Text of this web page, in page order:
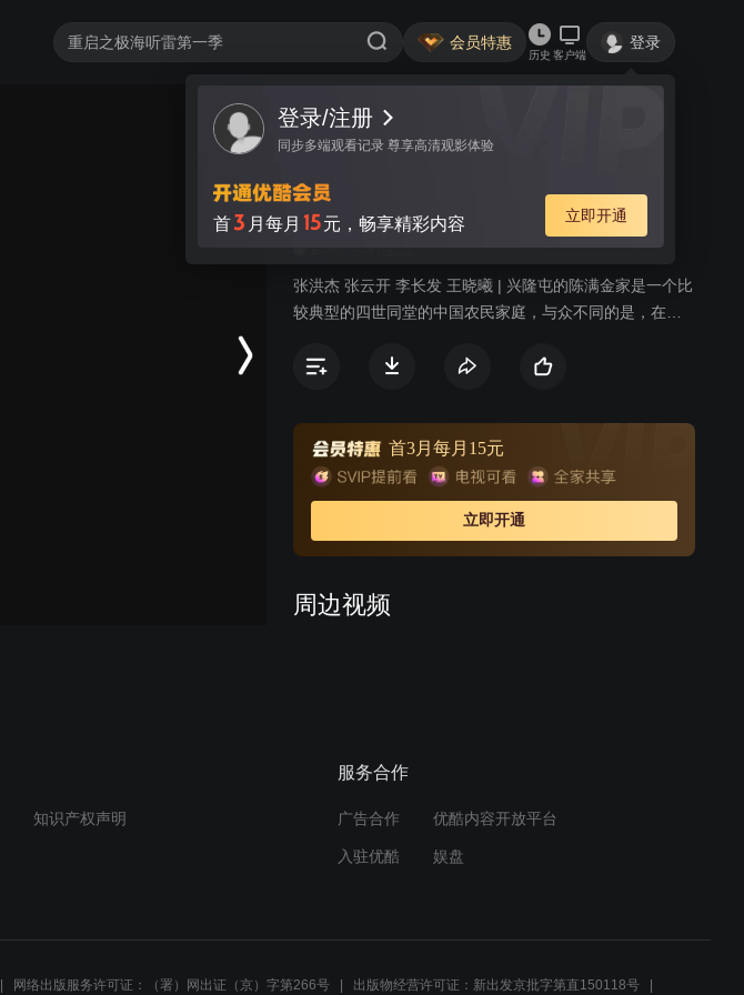
会员特惠
历史 客户端
登录
登录/注册
同步多端观看记录 尊享高清观影体验
首3 月每月 15元，畅享精彩内容 立即开通
视频 讨论
今天是个好日子
乡村生活
张洪杰 张云开 李长发 王晓曦 | 兴隆屯的陈满金家是一个比
较典型的四世同堂的中国农民家庭，与众不同的是，在这
过他们的所想所思、所作所为，演出了一幕幕感人肺腑、
悄悄地发生着变化。在兴隆屯村主任的换届选举中，共产
党员、老村主任陈满金仅以一票之差落选了。令他不平衡
的是被选上的新村主任竟然是他的儿子——年轻的共产党
员陈大龙；而更出乎他意料的是，那使他落选的关键一
票，居然是自己的父亲——老党员陈六爷将选票投给了孙
同富裕道路的矛盾纠葛中拉开了全剧的序幕。陈满金“下
首3月每月15元
立即开通
周边视频
的！
吴老大生气吞耗子药
02:20
知识产权声明
服务合作
广告合作 优酷内容开放平台
入驻优酷 娱盘
网络出版服务许可证：（署）网出证（京）字第266号 出版物经营许可证：新出发京批字第直150118号